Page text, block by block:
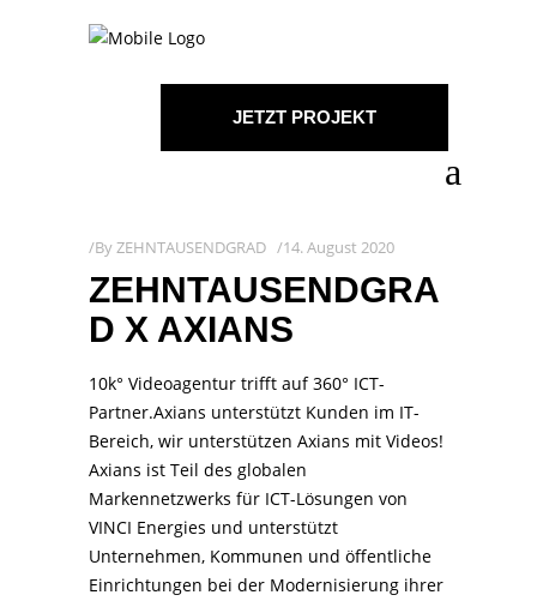
JETZT PROJEKT
ByZEHNTAUSENDGRAD 14. August 2020
ZEHNTAUSENDGRA
D X AXIANS
10k° Videoagentur trifft auf 360° ICT-
Partner.Axians unterstützt Kunden im IT-
Bereich, wir unterstützen Axians mit Videos!
Axians ist Teil des globalen
Markennetzwerks für ICT-Lösungen von
VINCI Energies und unterstützt
Unternehmen, Kommunen und öffentliche
Einrichtungen bei der Modernisierung ihrer